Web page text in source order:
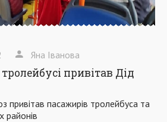
Яна Іванова
привітав Дід
привітав пасажирів тролейбуса та
районів